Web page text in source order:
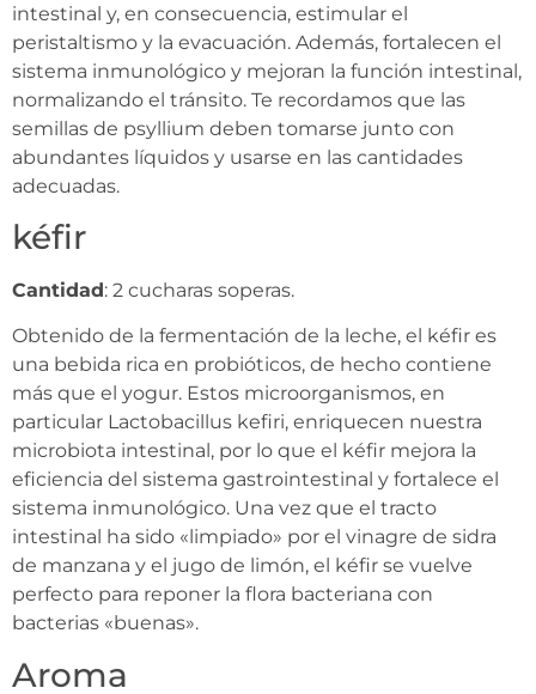
intestinal y, en consecuencia, estimular el
peristaltismo y la evacuación. Además, fortalecen el
sistema inmunológico y mejoran la función intestinal,
normalizando el tránsito. Te recordamos que las
semillas de psyllium deben tomarse junto con
abundantes líquidos y usarse en las cantidades
adecuadas.
kéfir
Cantidad: 2 cucharas soperas.
Obtenido de la fermentación de la leche, el kéfir es
una bebida rica en probióticos, de hecho contiene
más que el yogur. Estos microorganismos, en
particular Lactobacillus kefiri, enriquecen nuestra
microbiota intestinal, por lo que el kéfir mejora la
eficiencia del sistema gastrointestinal y fortalece el
sistema inmunológico. Una vez que el tracto
intestinal ha sido «limpiado» por el vinagre de sidra
de manzana y el jugo de limón, el kéfir se vuelve
perfecto para reponer la flora bacteriana con
bacterias «buenas».
Aroma